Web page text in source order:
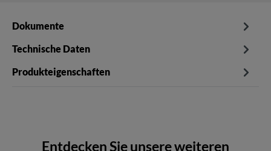
Dokumente
Technische Daten
Produkteigenschaften
Entdecken Sie unsere weiteren